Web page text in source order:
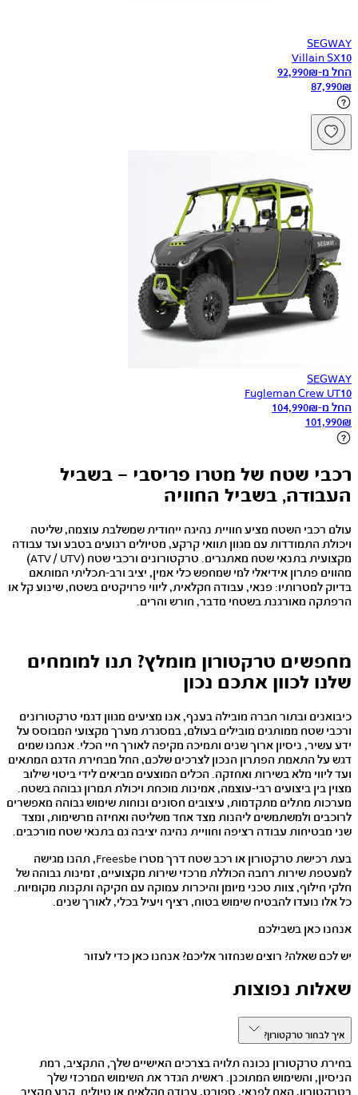
SEGWAY
Villain SX10
החל מ-
92,990₪
87,990₪
SEGWAY
Fugleman Crew UT10
החל מ-
104,990₪
101,990₪
רכבי שטח של מטרו פריסבי – בשביל
העבודה, בשביל החוויה
עולם רכבי השטח מציע חוויית נהיגה ייחודית שמשלבת עוצמה, שליטה
ויכולת התמודדות עם מגוון תוואי קרקע, מטיולים רגועים בטבע ועד עבודה
מקצועית בתנאי שטח מאתגרים. טרקטורונים ורכבי שטח (ATV / UTV)
מהווים פתרון אידיאלי למי שמחפש כלי אמין, יציב ורב-תכליתי המותאם
בדיוק למטרותיו: פנאי, עבודה חקלאית, ליווי פרויקטים בשטח, שינוע קל או
הרפתקה מאורגנת בשטחי מדבר, חורש והרים.
מחפשים טרקטורון מומלץ? תנו למומחים
שלנו לכוון אתכם נכון
כיבואנים ובתור חברה מובילה בענף, אנו מציעים מגוון דגמי טרקטורונים
ורכבי שטח ממותגים מובילים בעולם, במסגרת מערך מקצועי המבוסס על
ידע עשיר, ניסיון ארוך שנים ותמיכה מקיפה לאורך חיי הכלי. אנחנו שמים
דגש על התאמת הפתרון הנכון לצרכים שלכם, החל מבחירת הדגם המתאים
ועד ליווי מלא בשירות ואחזקה. הכלים המוצעים מביאים לידי ביטוי שילוב
מצוין בין ביצועים רבי-עוצמה, אמינות מוכחת ויכולת תמרון גבוהה בשטח.
מערכות מתלים מתקדמות, עיצובים חסונים ונוחות שימוש גבוהה מאפשרים
לרוכבים ולמשתמשים ליהנות מצד אחד משליטה ואחיזה מרשימות, ומצד
שני מבטיחות עבודה רציפה וחוויית נהיגה יציבה גם בתנאי שטח מורכבים.
בעת רכישת טרקטורון או רכב שטח דרך מטרו Freesbe, תהנו מגישה
למעטפת שירות רחבה הכוללת מרכזי שירות מקצועיים, זמינות גבוהה של
חלקי חילוף, צוות טכני מיומן והיכרות עמוקה עם חקיקה ותקנות מקומיות.
כל אלו נועדו להבטיח שימוש בטוח, רציף ויעיל בכלי, לאורך שנים.
אנחנו כאן בשבילכם
יש לכם שאלה? רוצים שנחזור אליכם? אנחנו כאן כדי לעזור
שאלות נפוצות
איך לבחור טרקטורון?
בחירת טרקטורון נכונה תלויה בצרכים האישיים שלך, התקציב, רמת
הניסיון, והשימוש המתוכנן. ראשית הגדר את השימוש המרכזי שלך
בטרקטורון, האם לפנאי, ספורט, עבודה חקלאית או טיולים. קבע תקציב